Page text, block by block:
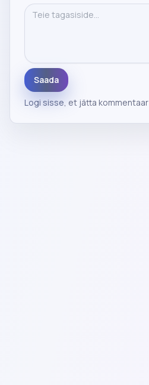
Saada
Logi sisse, et jätta kommentaar